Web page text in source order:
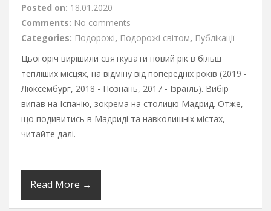
Posted on: 18.01.2020
Comments: No comments
Categories: Подорожі, Подорожі світом, Публікації
Цьогоріч вирішили святкувати новий рік в більш
тепліших місцях, на відміну від попередніх років (2019 -
Люксембург, 2018 - Познань, 2017 - Ізраїль). Вибір
випав на Іспанію, зокрема на столицю Мадрид. Отже,
що подивитись в Мадриді та навколишніх містах,
читайте далі.
Read More →